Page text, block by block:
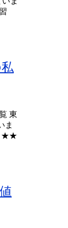
東
ま
★★